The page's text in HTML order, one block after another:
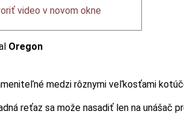
video v novom okne
Oregon
medzi rôznymi veľkosťami
reťaz sa može nasadiť len na unášač